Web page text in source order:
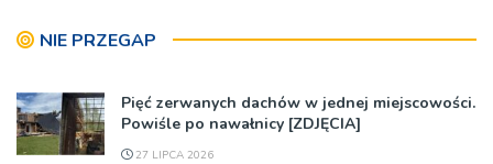
NIE PRZEGAP
Pięć zerwanych dachów w jednej miejscowości.
Powiśle po nawałnicy [ZDJĘCIA]
27 LIPCA 2026